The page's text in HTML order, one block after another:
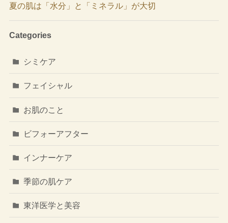
夏の肌は「水分」と「ミネラル」が大切
Categories
シミケア
フェイシャル
お肌のこと
ビフォーアフター
インナーケア
季節の肌ケア
東洋医学と美容